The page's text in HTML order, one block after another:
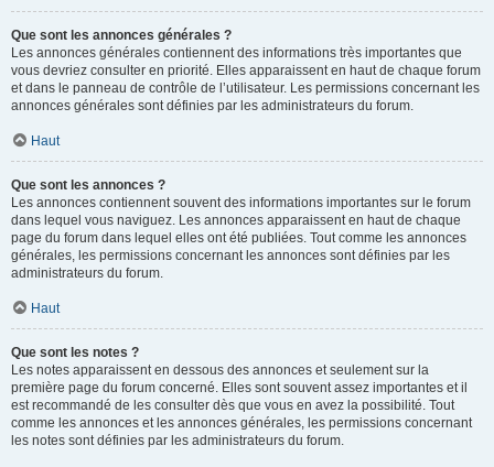
Que sont les annonces générales ?
Les annonces générales contiennent des informations très importantes que
vous devriez consulter en priorité. Elles apparaissent en haut de chaque forum
et dans le panneau de contrôle de l’utilisateur. Les permissions concernant les
annonces générales sont définies par les administrateurs du forum.
Haut
Que sont les annonces ?
Les annonces contiennent souvent des informations importantes sur le forum
dans lequel vous naviguez. Les annonces apparaissent en haut de chaque
page du forum dans lequel elles ont été publiées. Tout comme les annonces
générales, les permissions concernant les annonces sont définies par les
administrateurs du forum.
Haut
Que sont les notes ?
Les notes apparaissent en dessous des annonces et seulement sur la
première page du forum concerné. Elles sont souvent assez importantes et il
est recommandé de les consulter dès que vous en avez la possibilité. Tout
comme les annonces et les annonces générales, les permissions concernant
les notes sont définies par les administrateurs du forum.